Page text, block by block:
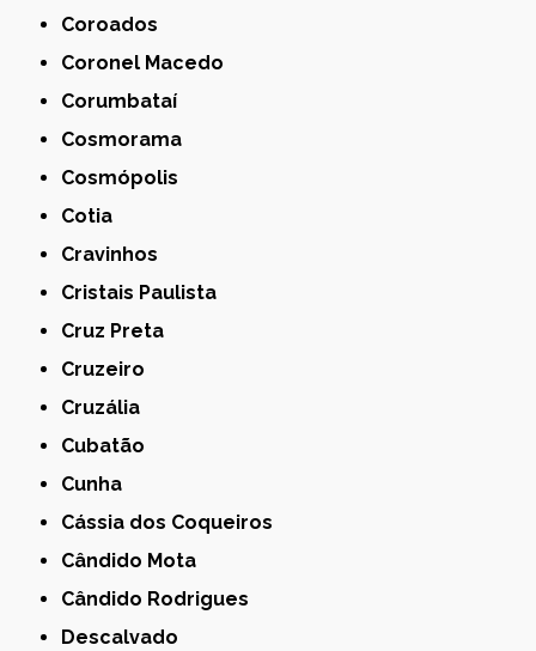
Coroados
Coronel Macedo
Corumbataí
Cosmorama
Cosmópolis
Cotia
Cravinhos
Cristais Paulista
Cruz Preta
Cruzeiro
Cruzália
Cubatão
Cunha
Cássia dos Coqueiros
Cândido Mota
Cândido Rodrigues
Descalvado